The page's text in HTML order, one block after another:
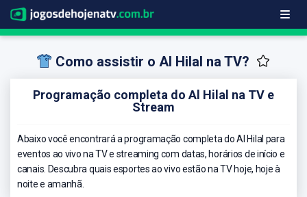
Como assistir o Al Hilal na TV?
Programação completa do Al Hilal na TV e
Stream
Abaixo você encontrará a programação completa do Al Hilal para
eventos ao vivo na TV e streaming com datas, horários de início e
canais. Descubra quais esportes ao vivo estão na TV hoje, hoje à
noite e amanhã.